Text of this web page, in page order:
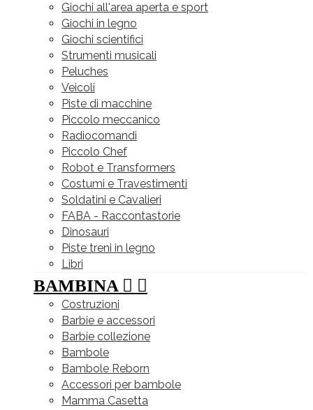
Giochi all'area aperta e sport
Giochi in legno
Giochi scientifici
Strumenti musicali
Peluches
Veicoli
Piste di macchine
Piccolo meccanico
Radiocomandi
Piccolo Chef
Robot e Transformers
Costumi e Travestimenti
Soldatini e Cavalieri
FABA - Raccontastorie
Dinosauri
Piste treni in legno
Libri
BAMBINA  
Costruzioni
Barbie e accessori
Barbie collezione
Bambole
Bambole Reborn
Accessori per bambole
Mamma Casetta